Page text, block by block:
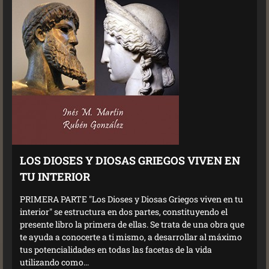
LOS DIOSES Y DIOSAS GRIEGOS VIVEN EN
TU INTERIOR
PRIMERA PARTE "Los Dioses y Diosas Griegos viven en tu
interior" se estructura en dos partes, constituyendo el
presente libro la primera de ellas. Se trata de una obra que
te ayuda a conocerte a ti mismo, a desarrollar al máximo
tus potencialidades en todas las facetas de la vida
utilizando como...